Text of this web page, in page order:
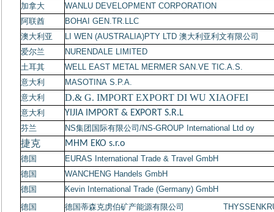
加拿大
WANLU DEVELOPMENT CORPORATION
阿联酋
BOHAI GEN.TR.LLC
澳大利亚
LI WEN (AUSTRALIA)PTY LTD澳大利亚利文有限公司
爱尔兰
NURENDALE LIMITED
土耳其
WELL EAST METAL MERMER SAN.VE TIC.A.S.
意大利
MASOTINA S.P.A.
意大利
D.& G. IMPORT EXPORT DI WU XIAOFEI
意大利 YIJIA IMPORT & EXPORT S.R.L
芬兰 NS集团国际有限公司/NS-GROUP International Ltd oy
捷克 MHM EKO s.r.o
德国
EURAS International Trade & Travel GmbH
德国
WANCHENG Handels GmbH
德国
Kevin International Trade (Germany) GmbH
德国
德国蒂森克虏伯矿产能源有限公司
THYSSENKRUPP